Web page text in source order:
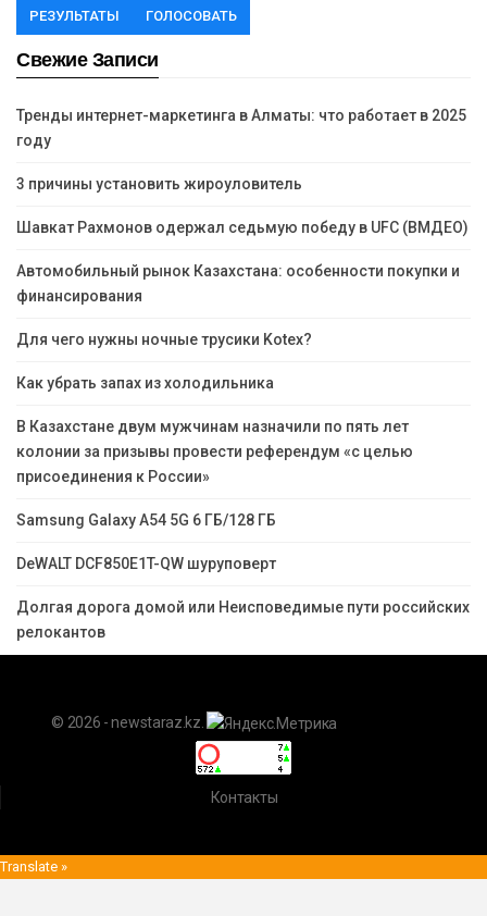
РЕЗУЛЬТАТЫ ГОЛОСОВАТЬ
Свежие Записи
Тренды интернет-маркетинга в Алматы: что работает в 2025
году
3 причины установить жироуловитель
Шавкат Рахмонов одержал седьмую победу в UFC (ВМДЕО)
Автомобильный рынок Казахстана: особенности покупки и
финансирования
Для чего нужны ночные трусики Kotex?
Как убрать запах из холодильника
В Казахстане двум мужчинам назначили по пять лет
колонии за призывы провести референдум «с целью
присоединения к России»
Samsung Galaxy A54 5G 6 ГБ/128 ГБ
DeWALT DCF850E1T-QW шуруповерт
Долгая дорога домой или Неисповедимые пути российских
релокантов
© 2026 - newstaraz.kz.
Контакты
Translate »